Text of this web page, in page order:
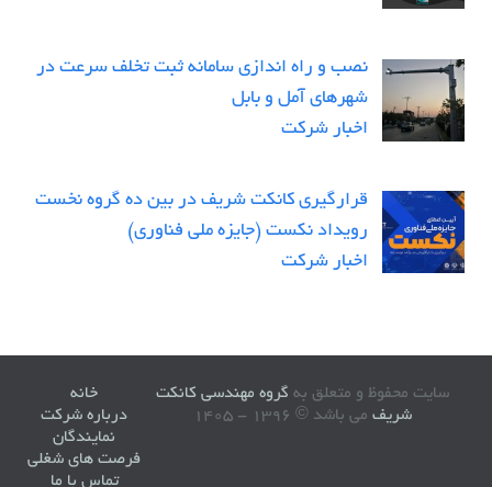
نصب و راه اندازی سامانه ثبت تخلف سرعت در
شهرهای آمل و بابل
اخبار شرکت
قرارگیری کانکت شریف در بین ده گروه نخست
رویداد نکست (جایزه ملی فناوری)
اخبار شرکت
خانه
درباره شرکت
نمایندگان
فرصت های شغلی
تماس با ما
سایت محفوظ و متعلق به گروه مهندسی کانکت
شریف می باشد © 1396 - 1405